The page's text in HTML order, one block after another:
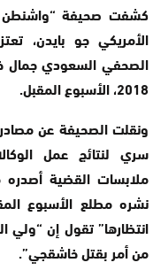
كشفت صحيفة “واشنطن
الأمريكي جو بايدن،
الصحفي السعودي جمال
2018، الأسبوع المقبل.
ونقلت الصحيفة عن
سري لنتائج عمل
ملابسات القضية أصدره
نشره مطلع الأسبوع
انتظارها” تقول إن
من أمر بقتل خاشقجي”.